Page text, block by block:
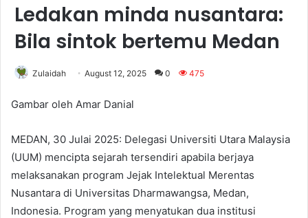
Ledakan minda nusantara:
Bila sintok bertemu Medan
Zulaidah August 12, 2025 0 475
Gambar oleh Amar Danial
MEDAN, 30 Julai 2025: Delegasi Universiti Utara Malaysia
(UUM) mencipta sejarah tersendiri apabila berjaya
melaksanakan program Jejak Intelektual Merentas
Nusantara di Universitas Dharmawangsa, Medan,
Indonesia. Program yang menyatukan dua institusi